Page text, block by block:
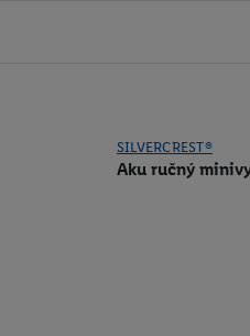
SILVERCREST®
Aku ručný